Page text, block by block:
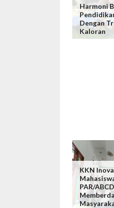
Harmoni
Dengan
Kaloran
KKN
PAR/